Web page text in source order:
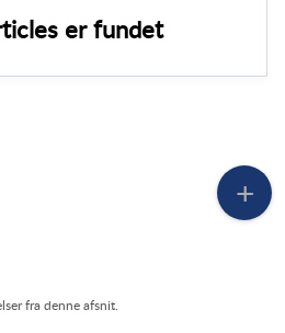
er fundet
fra denne afsnit.